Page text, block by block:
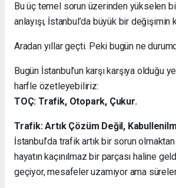
Bu üç temel sorun üzerinden yükselen
anlayışı, İstanbul’da büyük bir değişimin
Aradan yıllar geçti. Peki bugün ne
Bugün İstanbul’un karşı karşıya olduğu
harfle özetleyebiliriz:
TOÇ: Trafik, Otopark, Çukur.
Trafik: Artık Çözüm Değil,
İstanbul’da trafik artık bir sorun olmaktan
hayatın kaçınılmaz bir parçası haline
geçiyor, mesafeler uzamıyor ama süreler